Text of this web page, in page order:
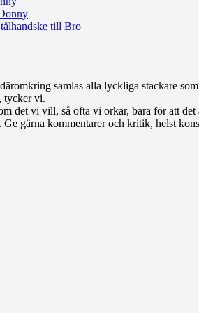
till Bro
samlas alla lyckliga stackare
tycker vi.
det vi vill, så ofta vi orkar, bara för att
gärna kommentarer och kritik, helst